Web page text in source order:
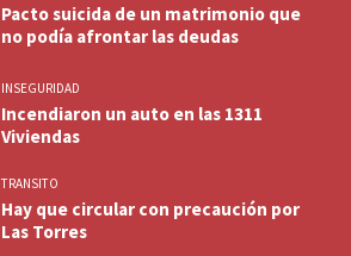
Pacto suicida de un matrimonio que
no podía afrontar las deudas
INSEGURIDAD
Incendiaron un auto en las 1311
Viviendas
TRANSITO
Hay que circular con precaución por
Las Torres